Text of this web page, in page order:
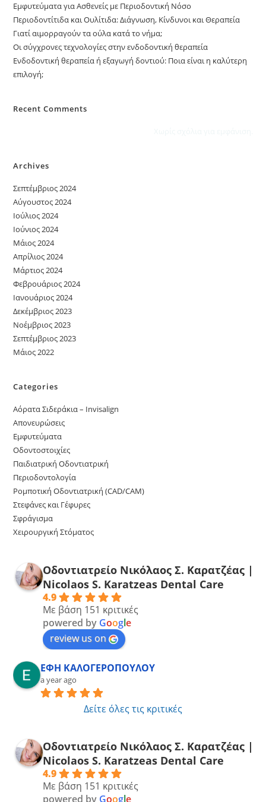
Εμφυτεύματα για Ασθενείς με Περιοδοντική Νόσο
Περιοδοντίτιδα και Ουλίτιδα: Διάγνωση, Κίνδυνοι και Θεραπεία
Γιατί αιμορραγούν τα ούλα κατά το νήμα;
Οι σύγχρονες τεχνολογίες στην ενδοδοντική θεραπεία
Ενδοδοντική θεραπεία ή εξαγωγή δοντιού: Ποια είναι η καλύτερη
επιλογή;
Recent Comments
Archives
Σεπτέμβριος 2024
Αύγουστος 2024
Ιούλιος 2024
Ιούνιος 2024
Μάιος 2024
Απρίλιος 2024
Μάρτιος 2024
Φεβρουάριος 2024
Ιανουάριος 2024
Δεκέμβριος 2023
Νοέμβριος 2023
Σεπτέμβριος 2023
Μάιος 2022
Categories
Αόρατα Σιδεράκια – Invisalign
Απονευρώσεις
Εμφυτεύματα
Οδοντοστοιχίες
Παιδιατρική Οδοντιατρική
Περιοδοντολογία
Ρομποτική Οδοντιατρική (CAD/CAM)
Στεφάνες και Γέφυρες
Σφράγισμα
Χειρουργική Στόματος
Οδοντιατρείο Νικόλαος Σ. Καρατζέας |
Νicolaos S. Karatzeas Dental Care
4.9
Με βάση 151 κριτικές
powered by Google
review us on
ΕΦΗ ΚΑΛΟΓΕΡΟΠΟΥΛΟΥ
a year ago
Δείτε όλες τις κριτικές
Οδοντιατρείο Νικόλαος Σ. Καρατζέας |
Νicolaos S. Karatzeas Dental Care
4.9
Με βάση 151 κριτικές
powered by Google